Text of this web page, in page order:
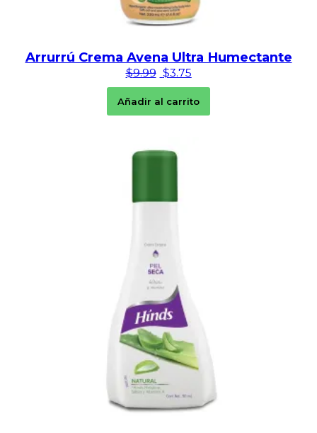
Arrurrú Crema Avena Ultra Humectante
$9.99 El precio original era: $9.99.
$3.75El precio actual es:
Añadir al carrito